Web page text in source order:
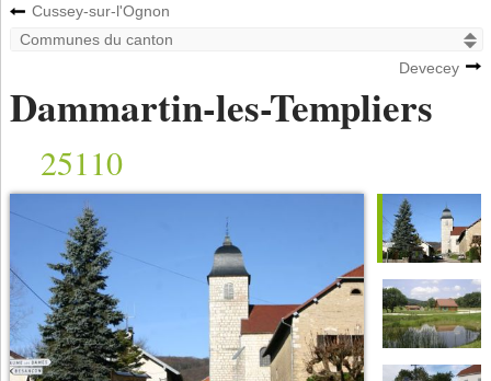
Cussey-sur-l'Ognon
Devecey
Dammartin-les-Templiers
25110